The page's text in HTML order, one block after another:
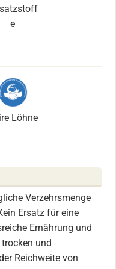
e
Löhne
Verzehrsmenge
Ersatz für eine
Ernährung und
und
Reichweite von